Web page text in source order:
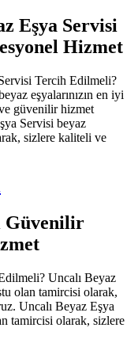
Eşya Servisi
Hizmet
Tercih Edilmeli?
eşyalarınızın en iyi
güvenilir hizmet
Servisi beyaz
sizlere kaliteli ve
Güvenilir
Uncalı Beyaz
olan tamircisi olarak,
Uncalı Beyaz Eşya
tamircisi olarak, sizlere